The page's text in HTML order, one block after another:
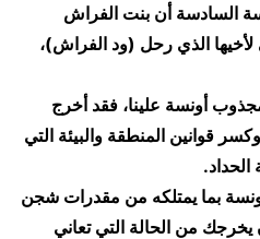
السادسة أن بنت الفراش
الذي رحل (ود الفراش)،
أونسة علينا، فقد أخرج
قوانين المنطقة والبيئة التي
بما يمتلكه من مقدرات شجن
من الحالة التي تعاني